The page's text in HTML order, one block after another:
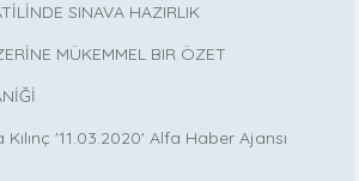
SINAVA HAZIRLIK
MÜKEMMEL BIR ÖZET
'11.03.2020' Alfa Haber Ajansı